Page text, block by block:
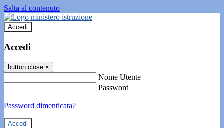
Salta al contenuto
Accedi
Accedi
button close ×
Nome Utente
Password
Password dimenticata?